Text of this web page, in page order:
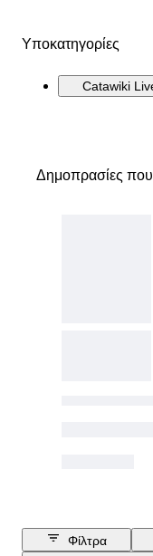
Υποκατηγορίες
Catawiki
Δημοπρασίες
Φίλτρα